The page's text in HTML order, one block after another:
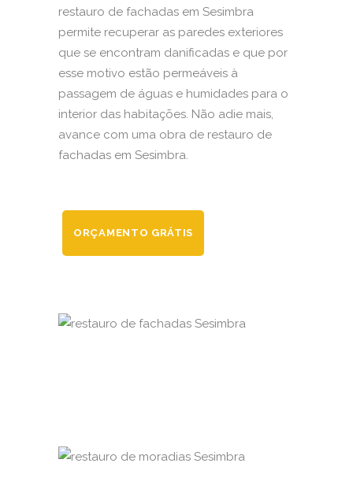
restauro de fachadas em Sesimbra
permite recuperar as paredes exteriores
que se encontram danificadas e que por
esse motivo estão permeáveis à
passagem de águas e humidades para o
interior das habitações. Não adie mais,
avance com uma obra de restauro de
fachadas em Sesimbra.
ORÇAMENTO GRÁTIS